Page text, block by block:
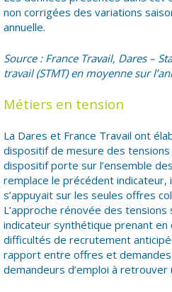
non corrigées des variations
annuelle.
Source : France Travail, Dares –
travail (STMT) en moyenne sur
Métiers en tension
La Dares et France Travail ont
dispositif de mesure des tensions
dispositif porte sur l’ensemble
remplace le précédent
s’appuyait sur les seules offres
L’approche rénovée des
indicateur synthétique prenant
difficultés de recrutement
rapport entre offres et demandes
demandeurs d’emploi à retrouver